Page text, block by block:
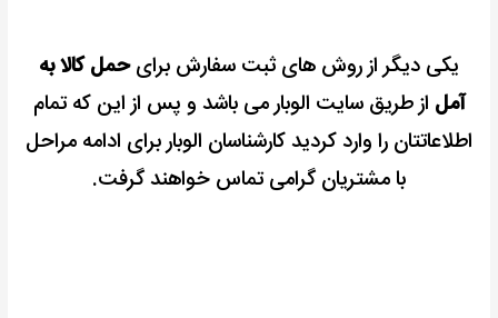
یکی دیگر از روش های ثبت سفارش برایحمل کالا به
آمل از طریق سایت الوبار می باشد و پس از این که تمام
اطلاعاتتان را وارد کردید کارشناسان الوبار برای ادامه مراحل
با مشتریان گرامی تماس خواهند گرفت.